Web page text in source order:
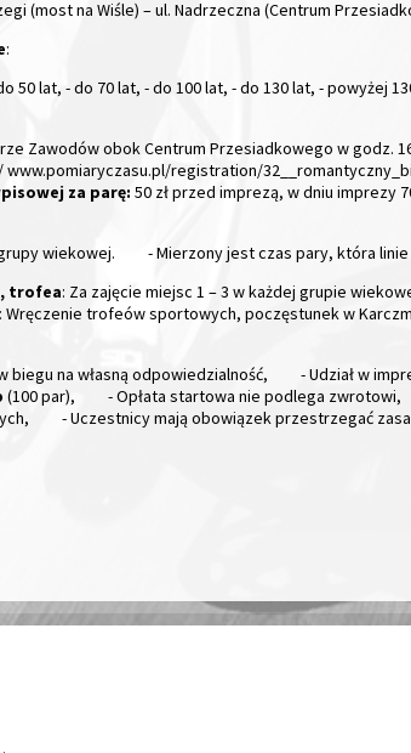
(most na Wiśle) – ul. Nadrzeczna (Centrum
:
50 lat, - do 70 lat, - do 100 lat, - do 130 lat, - powyżej
Zawodów obok Centrum Przesiadkowego w godz.
registration/
za parę: 50 zł przed imprezą, w dniu imprezy
wiekowej.
- Mierzony jest czas pary, która
trofea: Za zajęcie miejsc 1 – 3 w każdej grupie
: Wręczenie trofeów sportowych, poczęstunek w
biegu na własną odpowiedzialność,
- Udział w
(100 par), - Opłata startowa nie podlega zwrotowi,
- Uczestnicy mają obowiązek przestrzegać